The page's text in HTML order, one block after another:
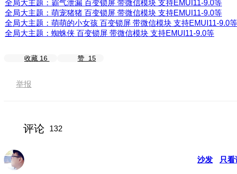
全局大主题：霸气泄漏 百变锁屏 带微信模块 支持EMUI11-9.0等
全局大主题：萌宠猪猪 百变锁屏 带微信模块 支持EMUI11-9.0等
全局大主题：萌萌的小女孩 百变锁屏 带微信模块 支持EMUI11-9.0等
全局大主题：蜘蛛侠 百变锁屏 带微信模块 支持EMUI11-9.0等
收藏 16 赞 15
举报
评论 132
沙发 只